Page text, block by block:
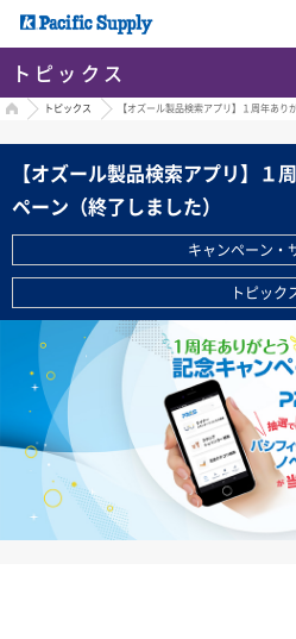
トピックス
HOME トピックス 【オズール製品検索アプリ】１周年あり
【オズール製品検索アプリ】１
ペーン（終了しました）
キャンペーン・
トピック